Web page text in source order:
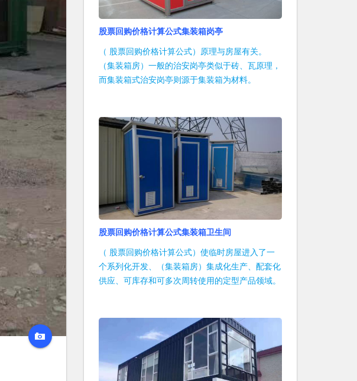
股票回购价格计算公式集装箱岗亭
（ 股票回购价格计算公式）原理与房屋有关。
（集装箱房）一般的治安岗亭类似于砖、瓦原理，
而集装箱式治安岗亭则源于集装箱为材料。
股票回购价格计算公式集装箱卫生间
（ 股票回购价格计算公式）使临时房屋进入了一
个系列化开发、（集装箱房）集成化生产、配套化
供应、可库存和可多次周转使用的定型产品领域。